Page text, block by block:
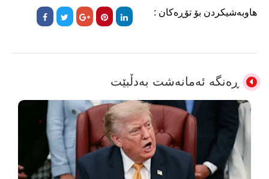
هاوبەشیکردن بۆ تۆڕەکان :
ڕەنگە ئەمانەشت بەدڵبێت